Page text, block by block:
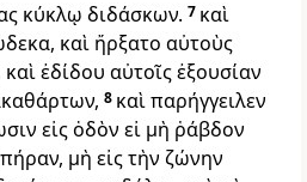
κύκλῳ διδάσκων. 7 καὶ
καὶ ἤρξατο αὐτοὺς
ἐδίδου αὐτοῖς ἐξουσίαν
8 καὶ παρήγγειλεν
εἰς ὁδὸν εἰ μὴ ῥάβδον
μὴ εἰς τὴν ζώνην